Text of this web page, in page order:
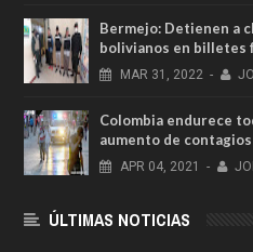
Bermejo: Detienen a
bolivianos en billetes
MAR 31, 2022 -
Colombia endurece
aumento de
APR 04, 2021 -
ÚLTIMAS NOTICIAS